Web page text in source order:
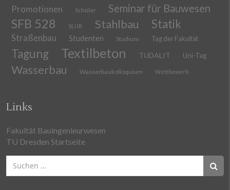
Promotionen Schüler Seminar für Bauwesen
SFB 528 SLUB Stahlbau Statik
Straßenbau Studenten Studium Tag der Fakultät
Tagung Textilbeton TUDALIT Uni-Tag
Wasserbau Wasserbaukolloquium Wettbewerb
Links
Fakultät Bauingenieurwesen
TU Dresden Startseite
Suchen
nach: